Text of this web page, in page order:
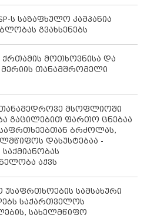
ს საზაფხულო კამპანია
გვახსენებს
მოთხოვნისა და
მერიის თანამშრომელი
მსოფლიოში
გაცილებით ფართო ცნებაა
ბრძოლას,
დასუსტებაა -
აქვს
სამსახური
საქართველოს
სახელმწიფო